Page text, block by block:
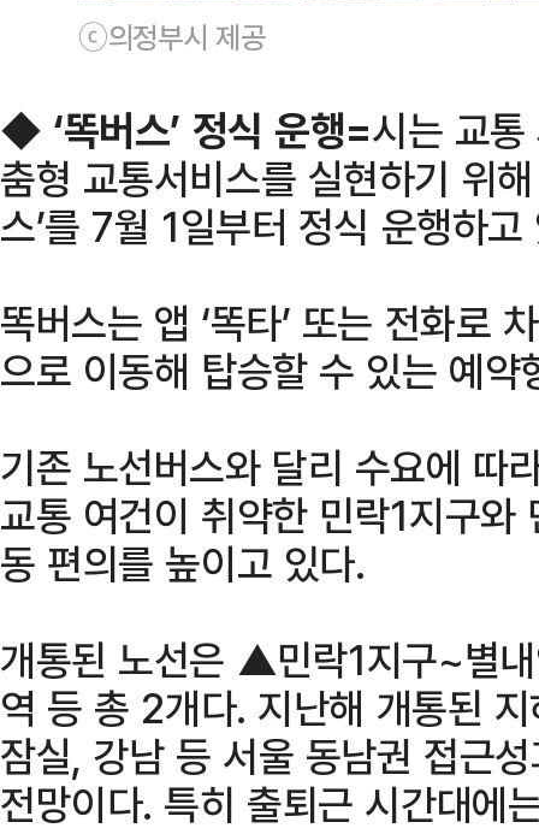
ⓒ의정부시 제공
◆ ‘똑버스’ 정식 운행=시는 교
춤형 교통서비스를 실현하기 위
스’를 7월 1일부터 정식 운행하고
똑버스는 앱 ‘똑타’ 또는 전화로
으로 이동해 탑승할 수 있는 예약
기존 노선버스와 달리 수요에 따
교통 여건이 취약한 민락1지구와
동 편의를 높이고 있다.
개통된 노선은 ▲민락1지구~별
역 등 총 2개다. 지난해 개통된
잠실, 강남 등 서울 동남권 접근
전망이다. 특히 출퇴근 시간대에